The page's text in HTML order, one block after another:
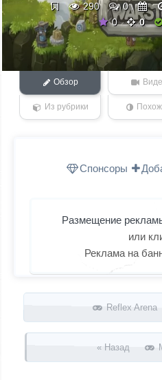
290 0
0
0
Обзор
Из рубрики
Спонсоры
Размещение
или
Реклама на
Запись навигация
Reflex
« Назад